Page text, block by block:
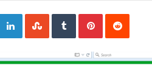
LinkedInStumbleUpon
TumblrPinterestReddit